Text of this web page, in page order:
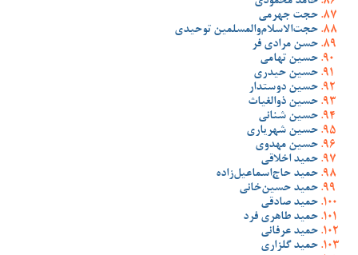
حجت جهرمی
حجت‌الاسلام‌والمسلمین توحیدی
حسن مرادی فر
حسین تهامی
حسین حیدری
حسین دوستدار
حسین ذوالغیاث
حسین شنانی
حسین شهریاری
حسین مهدوی
حمید اخلاقی
حمید حاج‌اسماعیل‌زاده
حمید حسین‌خانی
حمید صادقی
حمید طاهری فرد
حمید عرفانی
حمید گلزاری